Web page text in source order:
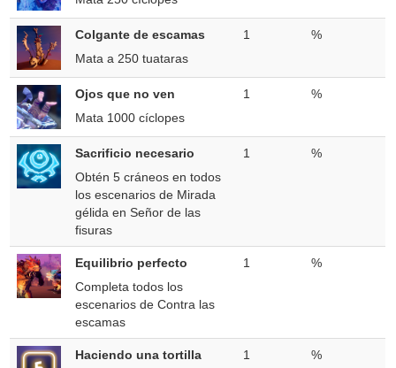
Colgante de escamas
Mata a 250 tuataras
1 %
Ojos que no ven
Mata 1000 cíclopes
1 %
Sacrificio necesario
Obtén 5 cráneos en todos
los escenarios de Mirada
gélida en Señor de las
fisuras
1 %
Equilibrio perfecto
Completa todos los
escenarios de Contra las
escamas
1 %
Haciendo una tortilla
1 %